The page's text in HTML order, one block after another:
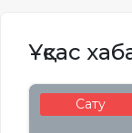
Ұқсас
Сату